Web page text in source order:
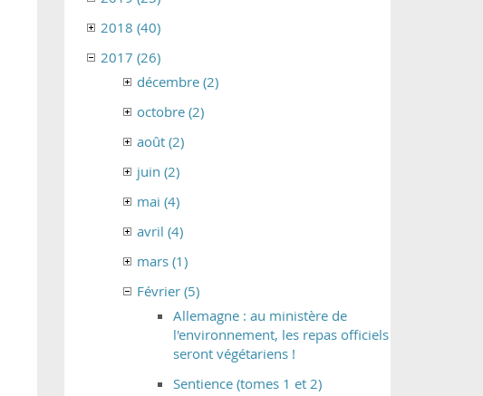
2018 (40)
2017 (26)
décembre (2)
octobre (2)
août (2)
juin (2)
mai (4)
avril (4)
mars (1)
Février (5)
Allemagne : au ministère de
l'environnement, les repas officiels
seront végétariens !
Sentience (tomes 1 et 2)